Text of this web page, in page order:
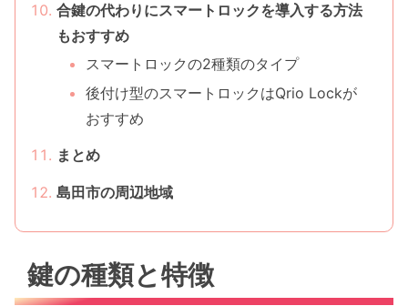
合鍵の代わりにスマートロックを導入する方法
もおすすめ
スマートロックの2種類のタイプ
後付け型のスマートロックはQrio Lockが
おすすめ
まとめ
島田市の周辺地域
鍵の種類と特徴